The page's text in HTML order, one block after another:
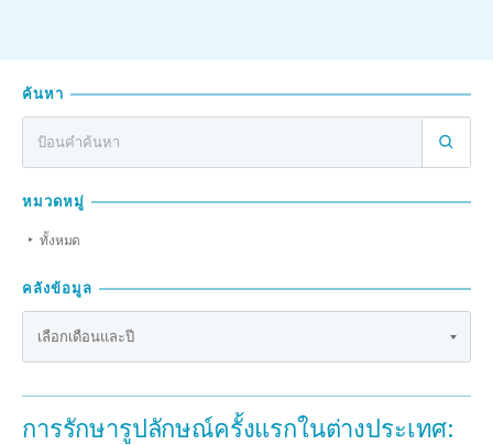
ค้นหา
หมวดหมู่
ทั้งหมด
คลังข้อมูล
การรักษารูปลักษณ์ครั้งแรกในต่างประเทศ: